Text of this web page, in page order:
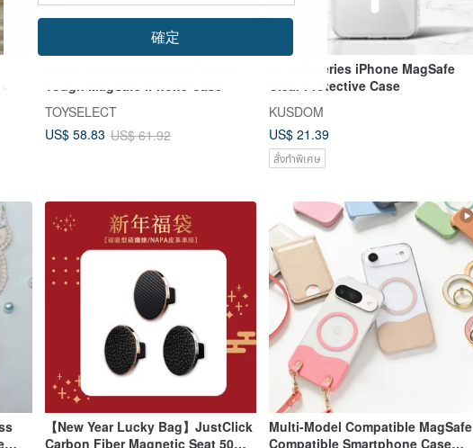
Tough MagSafe iPhone Case
TOYSELECT
US$ 58.83 US$ 61.92
ALTER Series iPhone MagSafe
Clear Protective Case
KUSDOM
US$ 21.39
สั่งทำพิเศษ
【New Year Lucky Bag】JustClick
Carbon Fiber Magnetic Seat 50%
Multi-Model Compatible MagSafe
Compatible Smartphone Case
確定